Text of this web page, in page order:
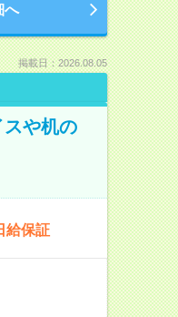
へ
掲載日：2026.08.05
や机の
給保証